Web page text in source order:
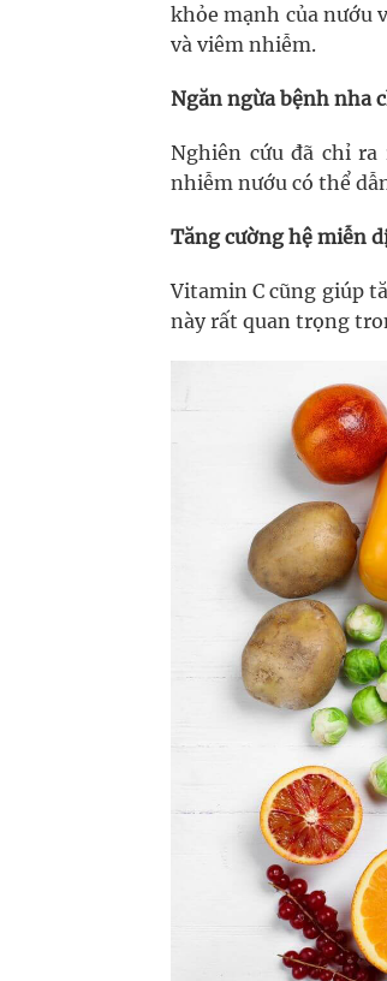
khỏe mạnh của nướu
và viêm nhiễm.
Ngăn ngừa bệnh nha
Nghiên cứu đã chỉ
nhiễm nướu có thể
Tăng cường hệ miễn
Vitamin C cũng giúp
này rất quan trọng